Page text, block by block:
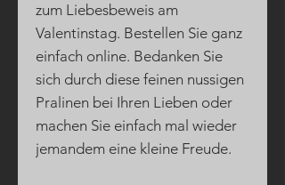
zum Liebesbeweis am
Valentinstag. Bestellen Sie ganz
einfach online. Bedanken Sie
sich durch diese feinen nussigen
Pralinen bei Ihren Lieben oder
machen Sie einfach mal wieder
jemandem eine kleine Freude.